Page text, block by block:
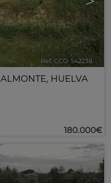
Ref. CCO-542238 🔗
ALMONTE, HUELVA
180.000€
54